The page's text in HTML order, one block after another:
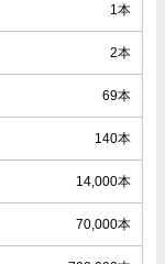
1本
2本
69本
140本
14,000本
70,000本